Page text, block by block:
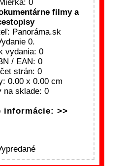
0
filmy a
Panoráma.sk
0.
vydania: 0
/ EAN: 0
strán: 0
0.00 x 0.00 cm
na sklade: 0
informácie: >>